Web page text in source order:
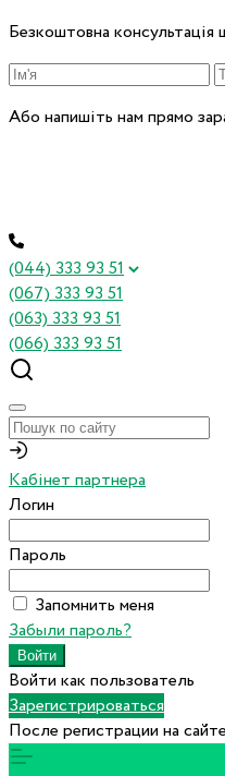
Безкоштовна
Або напишіть нам прямо
(044) 333 93 51
(067) 333 93 51
(063) 333 93 51
(066) 333 93 51
Кабінет партнера
Логин
Пароль
Запомнить меня
Забыли пароль?
Войти как пользователь
Зарегистрироваться
После регистрации на